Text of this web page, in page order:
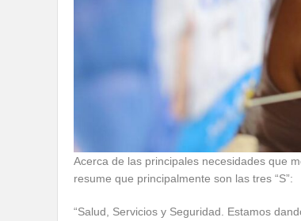
Acerca de las principales necesidades que
resume que principalmente son las tres “S”:
“Salud, Servicios y Seguridad. Estamos